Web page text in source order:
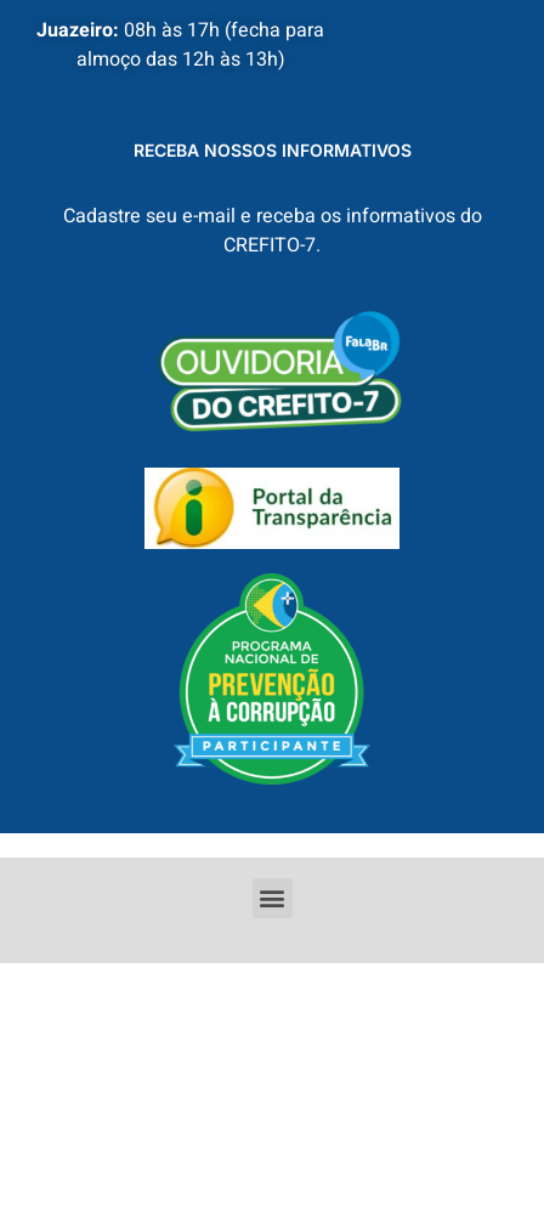
Juazeiro: 08h às 17h (fecha para
almoço das 12h às 13h)
RECEBA NOSSOS INFORMATIVOS
Cadastre seu e-mail e receba os informativos do
CREFITO-7.